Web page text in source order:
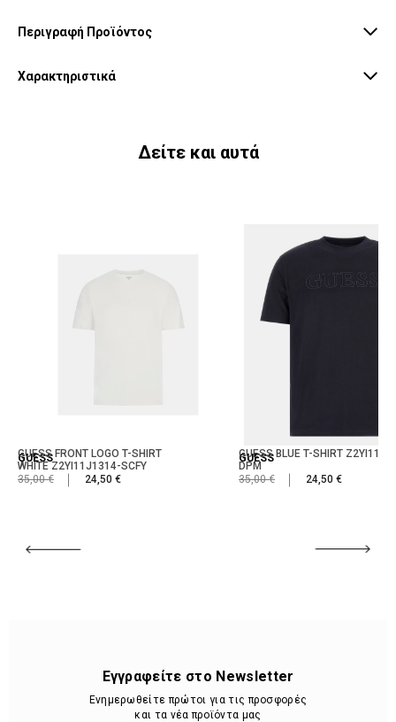
Περιγραφή Προϊόντος
Χαρακτηριστικά
Δείτε και αυτά
GUESS
GUESS FRONT LOGO T-SHIRT
WHITE Z2YI11J1314-SCFY
35,00 €
24,50 €
GUESS
GUESS BLUE T-SHIRT
DPM
35,00 €
24,50 €
Εγγραφείτε στο Newsletter
Ενημερωθείτε πρώτοι για τις προσφορές
και τα νέα προϊόντα μας